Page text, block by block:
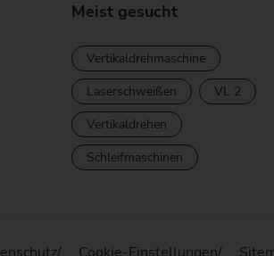
Meist gesucht
Vertikaldrehmaschine
Laserschweißen
VL 2
Vertikaldrehen
Schleifmaschinen